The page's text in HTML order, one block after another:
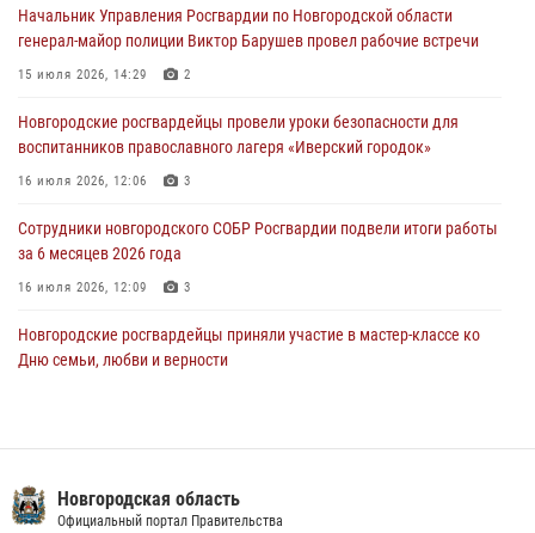
30 июля 2026, 08:40 5
Новгородские росгвардейцы задержали мужчину
Телесюжет в программе "Новгородское областное телевидение.
Новости часа." от 29 июля 2026 года. Новгородские призывники
29 июля 2026, 12:54 1
Начальник Управления Росгвардии по Новгородской области
генерал-майор полиции Виктор Барушев провел рабочие встречи
15 июля 2026, 14:29 2
Новгородские росгвардейцы провели уроки безопасности для
воспитанников православного лагеря «Иверский городок»
16 июля 2026, 12:06 3
Сотрудники новгородского СОБР Росгвардии подвели итоги работы
за 6 месяцев 2026 года
16 июля 2026, 12:09 3
Новгородские росгвардейцы приняли участие в мастер-классе ко
Дню семьи, любви и верности
04 августа 2026, 09:13 5
Новгородская область
Официальный портал Правительства